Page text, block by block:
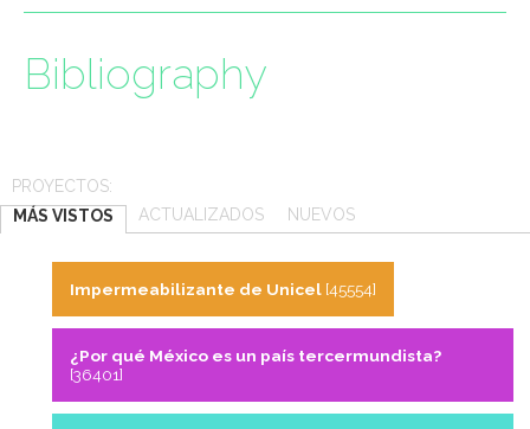
Bibliography
PROYECTOS:
MÁS VISTOS
ACTUALIZADOS NUEVOS
Impermeabilizante de Unicel [45554]
¿Por qué México es un país tercermundista?
[36401]